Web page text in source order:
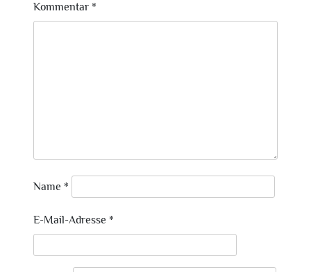
Kommentar *
Name *
E-Mail-Adresse *